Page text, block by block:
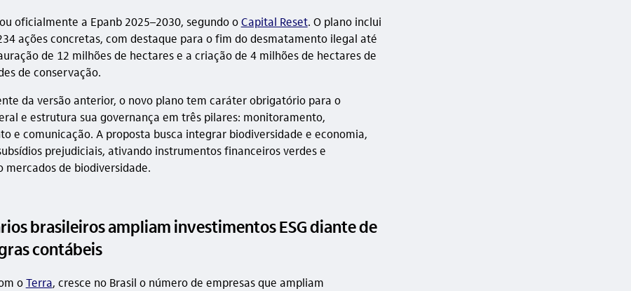
oficialmente a Epanb 2025–2030, segundo oCapital Reset. O plano inclui
ações concretas, com destaque para o fim do desmatamento ilegal até
de 12 milhões de hectares e a criação de 4 milhões de hectares de
de conservação.
da versão anterior, o novo plano tem caráter obrigatório para o
e estrutura sua governança em três pilares: monitoramento,
e comunicação. A proposta busca integrar biodiversidade e economia,
prejudiciais, ativando instrumentos financeiros verdes e
de biodiversidade.
brasileiros ampliam investimentos ESG diante de
contábeis
oTerra, cresce no Brasil o número de empresas que ampliam